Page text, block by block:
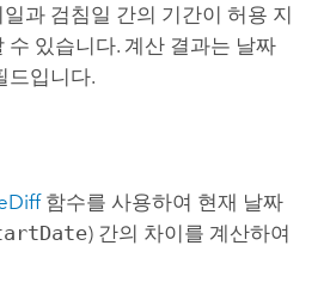
과 검침일 간의 기간이 허용 지
수 있습니다. 계산 결과는 날짜
드입니다.
함수를 사용하여 현재 날짜
) 간의 차이를 계산하여